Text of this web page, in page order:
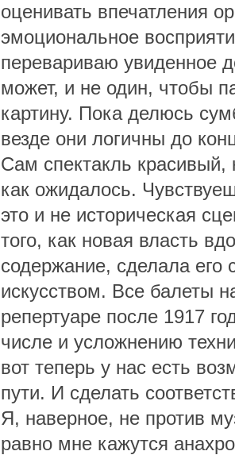
оценивать впечатления
эмоциональное
перевариваю увиденное
может, и не один, чтобы
картину. Пока делюсь
везде они логичны до
Сам спектакль
как ожидалось.
это и не историческая
того, как новая власть
содержание, сделала его
искусством. Все балеты
репертуаре после 1917
числе и усложнению
вот теперь у нас есть
пути. И сделать
Я, наверное, не против
равно мне кажутся